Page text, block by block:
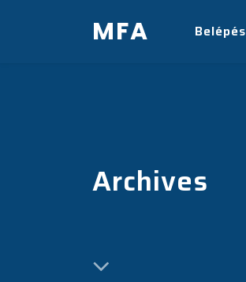
MFA Belépés
Archives